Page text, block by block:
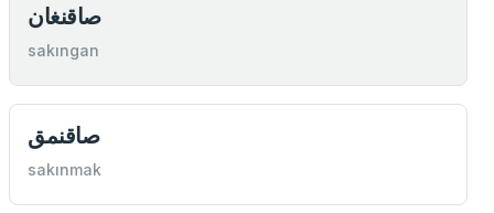
صاقنغان
sakıngan
صاقنمق
sakınmak